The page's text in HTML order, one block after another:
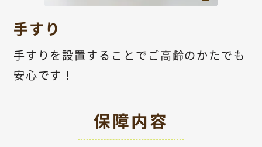
手すり
手すりを設置することでご高齢のかたでも
安心です！
保障内容